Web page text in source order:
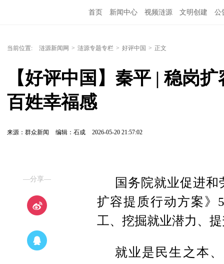
首页 新闻中心 视频涟源 文明创建 公
当前位置: 涟源新闻网 > 涟源专题专栏 > 好评中国 > 正文
【好评中国】秦平 | 稳岗
百姓幸福感
来源：群众新闻 编辑：石成 2026-05-20 21:57:02
—分享—
国务院就业促进
扩容提质行动方案》
工、挖掘就业潜力、
就业是民生之本